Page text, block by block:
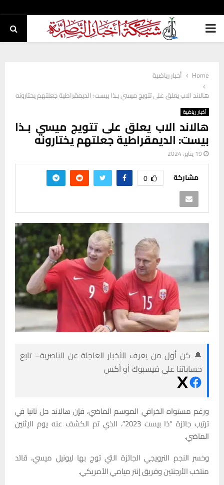
PRIMARY
Home
أخبار رياضية
هالاند الاب يعلق على تتويج ميسي بـذا بيست: الديمقراطية جعلتهم يختارونه
أخبار رياضية
هالاند الاب يعلق على تتويج ميسي بـذا
بيست: الديمقراطية جعلتهم يختارونه
19 يناير، 2024
مشاركة 0
🔔 كن أول من يعرف الأخبار العاجلة عن الناصرية– تابع
حساباتنا على فيسبوك أو أكس
ورغم مستواه الخرافي الموسم الماضي، فإن هالاند حل ثانيا في
ترتيب جائزة “ذا بيست 2023″، الذي تم الكشف عنه يوم الإثنين
الماضي.
وخسر النجم النرويجي الجائزة التي توج بها ليونيل ميسي، قائد
منتخب الأرجنتين وفريق إنتر ميامي الأمريكي.